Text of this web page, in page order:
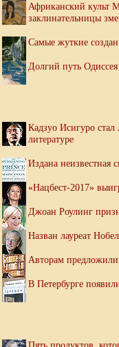
Африканский культ
заклинательницы
Самые жуткие
Долгий путь
Кадзуо Исигуро
литературе
Издана неизвестная
«Нацбест-2017»
Джоан Роулинг
Назван лауреат
Авторам предложили
В Петербурге